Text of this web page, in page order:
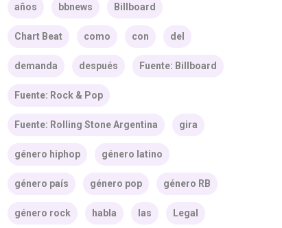
años bbnews Billboard
Chart Beat como con del
demanda después Fuente: Billboard
Fuente: Rock & Pop
Fuente: Rolling Stone Argentina gira
género hiphop género latino
género país género pop género RB
género rock habla las Legal